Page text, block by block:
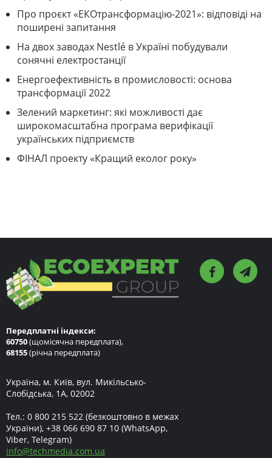
Про проєкт «ЕКОтрансформацію-2021»: відповіді на
поширені запитання
На двох заводах Nestlé в Україні побудували
сонячні електростанції
Енергоефективність в промисловості: основа
трансформації 2022
Зелений маркетинг: які можливості дає
широкомасштабна програма верифікації
українських підприємств
ФІНАЛ проекту «Кращий еколог року»
Передплатні індекси:
60750(щомісячна передплата),
68155(річна передплата)
Україна, м. Київ, вул. Микільсько-
Слобідська, 1А, 02002
Тел.: 0 800 215 522 (безкоштовно в межах
України), +38 066 690 87 10 (WhatsApp,
Viber, Telegram)
info@techmedia.com.ua